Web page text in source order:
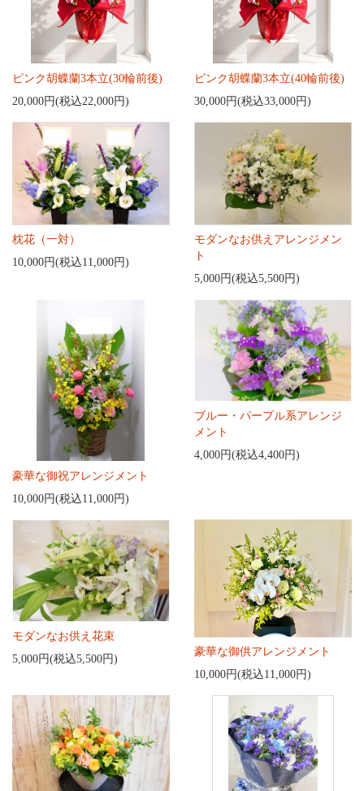
ピンク胡蝶蘭3本立(30輪前後)
20,000円(税込22,000円)
ピンク胡蝶蘭3本立(40輪前後)
30,000円(税込33,000円)
枕花（一対）
10,000円(税込11,000円)
モダンなお供えアレンジメン
ト
5,000円(税込5,500円)
豪華な御祝アレンジメント
10,000円(税込11,000円)
ブルー・パープル系アレンジ
メント
4,000円(税込4,400円)
モダンなお供え花束
5,000円(税込5,500円)
豪華な御供アレンジメント
10,000円(税込11,000円)